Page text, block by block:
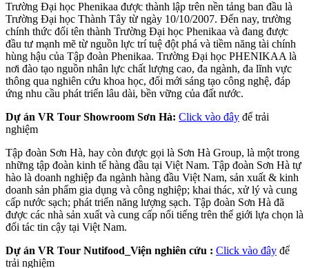
Trường Đại học Phenikaa được thành lập trên nền tảng ban đầu là
Trường Đại học Thành Tây từ ngày 10/10/2007. Đến nay, trường
chính thức đổi tên thành Trường Đại học Phenikaa và đang được
đầu tư mạnh mẽ từ nguồn lực trí tuệ đột phá và tiềm năng tài chính
hùng hậu của Tập đoàn Phenikaa. Trường Đại học PHENIKAA là
nơi đào tạo nguồn nhân lực chất lượng cao, đa ngành, đa lĩnh vực
thông qua nghiên cứu khoa học, đổi mới sáng tạo công nghệ, đáp
ứng nhu cầu phát triển lâu dài, bền vững của đất nước.
Dự án VR Tour Showroom Sơn Hà: Click vào đây để trải
nghiệm
Tập đoàn Sơn Hà, hay còn được gọi là Sơn Hà Group, là một trong
những tập đoàn kinh tế hàng đầu tại Việt Nam. Tập đoàn Sơn Hà tự
hào là doanh nghiệp đa ngành hàng đầu Việt Nam, sản xuất & kinh
doanh sản phẩm gia dụng và công nghiệp; khai thác, xử lý và cung
cấp nước sạch; phát triển năng lượng sạch. Tập đoàn Sơn Hà đã
được các nhà sản xuất và cung cấp nổi tiếng trên thế giới lựa chọn là
đối tác tin cậy tại Việt Nam.
Dự án VR Tour Nutifood_Viện nghiên cứu : Click vào đây để
trải nghiệm